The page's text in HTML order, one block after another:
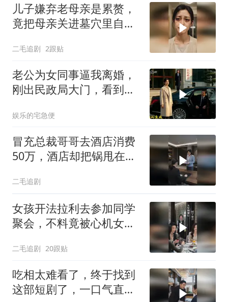
儿子嫌弃老母亲是累赘，
竟把母亲关进墓穴里自生
二毛追剧 2跟贴
老公为女同事逼我离婚，
刚出民政局大门，看到我
娱乐的宅急便
冒充总裁哥哥去酒店消费
50万，酒店却把锅甩在总
二毛追剧
女孩开法拉利去参加同学
聚会，不料竟被心机女冒
二毛追剧 20跟贴
吃相太难看了，终于找到
这部短剧了，一口气直接